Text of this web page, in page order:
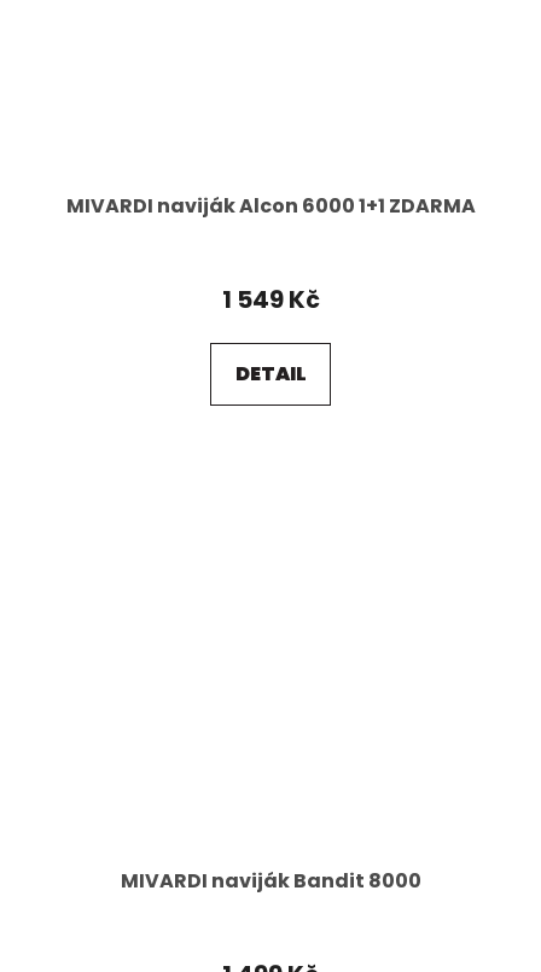
MIVARDI naviják Alcon 6000 1+1 ZDARMA
1 549 Kč
DETAIL
MIVARDI naviják Bandit 8000